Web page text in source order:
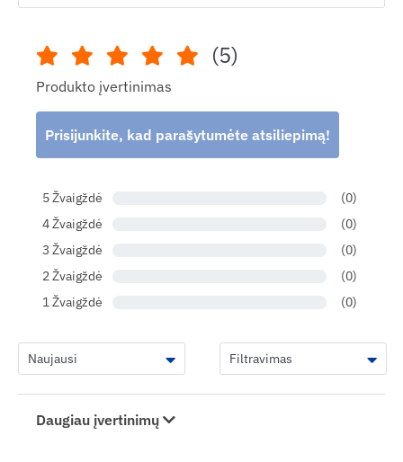
(5)
Produkto įvertinimas
Prisijunkite, kad parašytumėte atsiliepimą!
5 Žvaigždė
(0)
4 Žvaigždė
(0)
3 Žvaigždė
(0)
2 Žvaigždė
(0)
1 Žvaigždė
(0)
Daugiau įvertinimų